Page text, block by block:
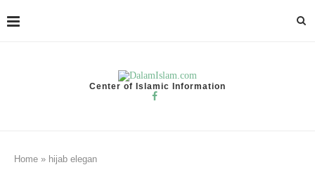
Center of Islamic Information
Home » hijab elegan